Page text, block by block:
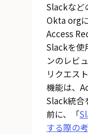
Slackなど
Okta org
Access
Slackを使
ンのレビ
リクエス
機能は、
Slack統合
前に、「
する際の